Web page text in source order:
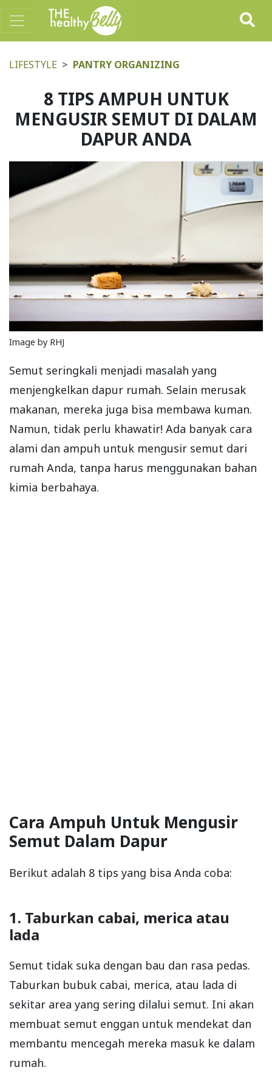
LIFESTYLE PANTRY ORGANIZING
8 TIPS AMPUH UNTUK
MENGUSIR SEMUT DI DALAM
DAPUR ANDA
Image by RHJ
Semut seringkali menjadi masalah yang
menjengkelkan dapur rumah. Selain merusak
makanan, mereka juga bisa membawa kuman.
Namun, tidak perlu khawatir! Ada banyak cara
alami dan ampuh untuk mengusir semut dari
rumah Anda, tanpa harus menggunakan bahan
kimia berbahaya.
Cara Ampuh Untuk Mengusir
Semut Dalam Dapur
Berikut adalah 8 tips yang bisa Anda coba:
1. Taburkan cabai, merica atau
lada
Semut tidak suka dengan bau dan rasa pedas.
Taburkan bubuk cabai, merica, atau lada di
sekitar area yang sering dilalui semut. Ini akan
membuat semut enggan untuk mendekat dan
membantu mencegah mereka masuk ke dalam
rumah.